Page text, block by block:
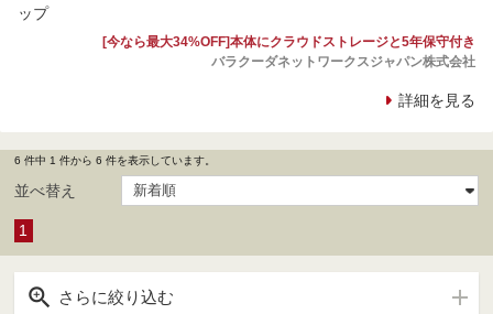
ップ
[今なら最大34%OFF]本体にクラウドストレージと5年保守付き
バラクーダネットワークスジャパン株式会社
詳細を見る
6 件中 1 件から 6 件を表示しています。
並べ替え
1
 さらに絞り込む